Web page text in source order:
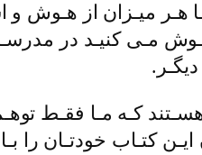
هـر میـزان از هـوش و
مـی کنیـد در مدرسـه
هسـتند کـه مـا فقـط
ایـن کتـاب خودتـان را